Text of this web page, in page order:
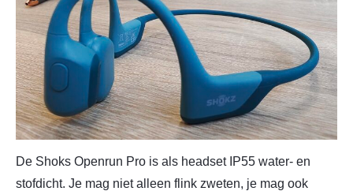
De Shoks Openrun Pro is als headset IP55 water- en
stofdicht. Je mag niet alleen flink zweten, je mag ook